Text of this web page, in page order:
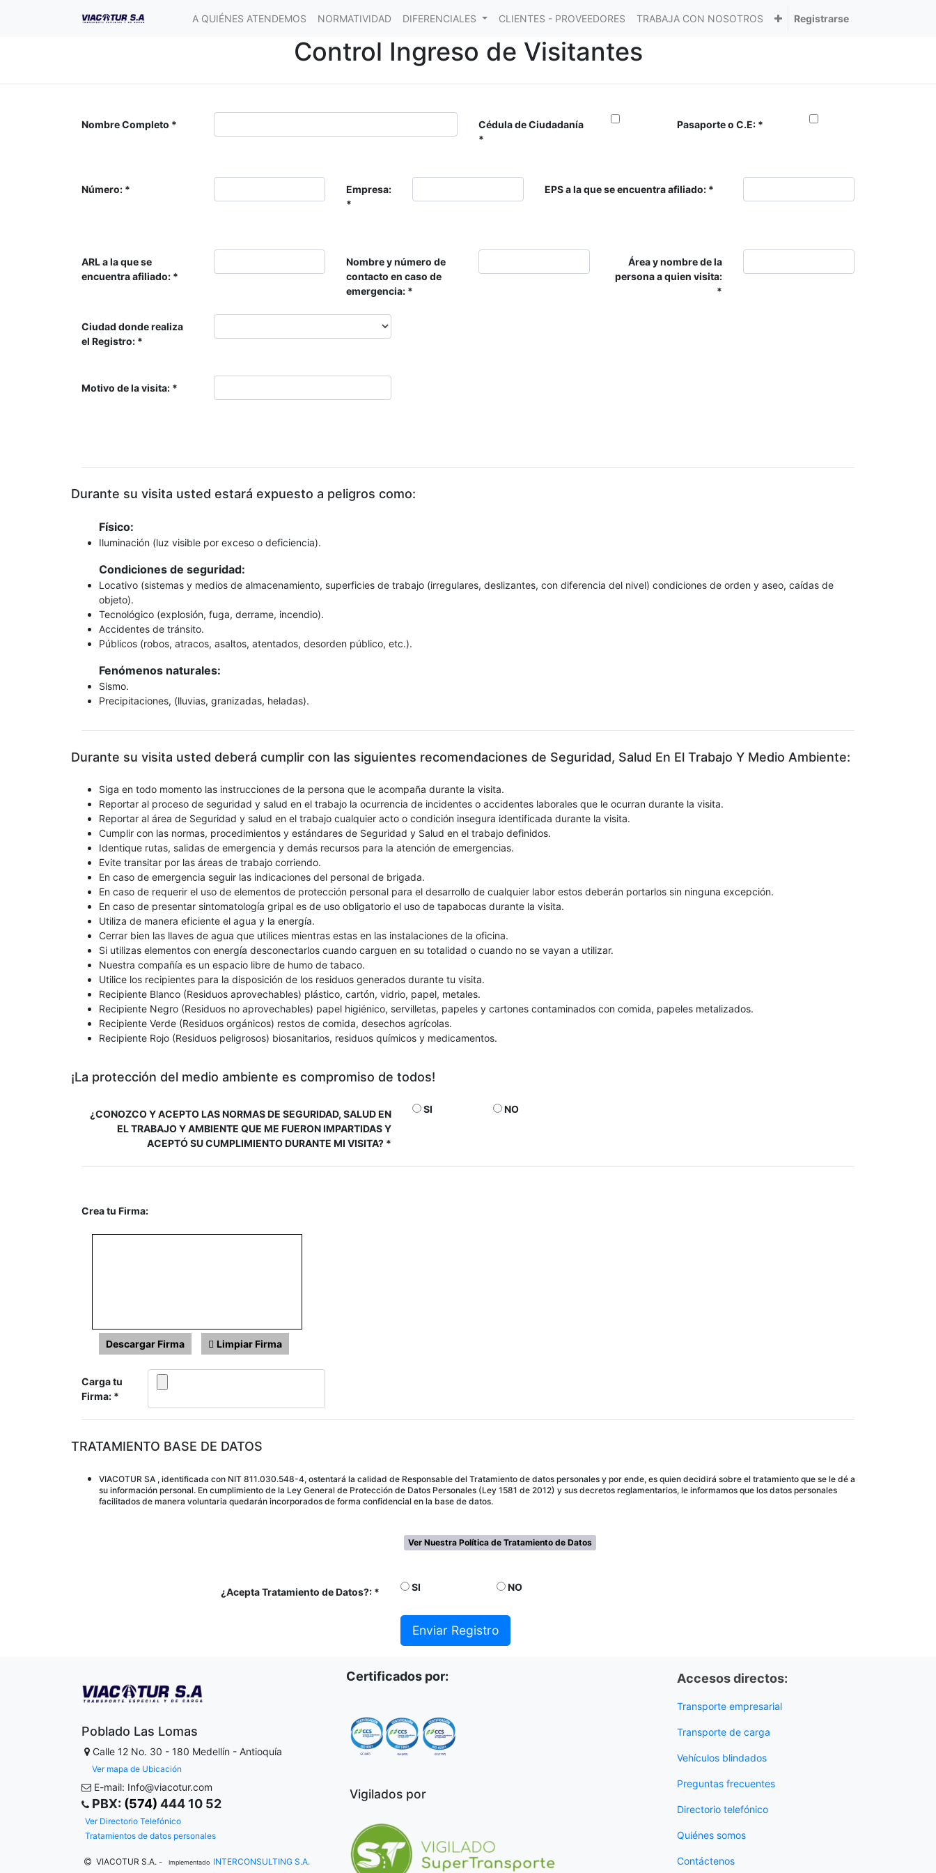
A QUIÉNES ATENDEMOS NORMATIVIDAD DIFERENCIALES CLIENTES - PROVEEDORES TRABAJA CON NOSOTROS Registrarse
Control Ingreso de Visitantes
Nombre Completo Cédula de Ciudadanía Pasaporte o C.E:
Número: Empresa: EPS a la que se encuentra afiliado:
ARL a la que se
encuentra afiliado:
Nombre y número de
contacto en caso de
emergencia:
Área y nombre de la
persona a quien visita:
Ciudad donde realiza
el Registro:
Motivo de la visita:
Durante su visita usted estará expuesto a peligros como:
Físico:
Iluminación (luz visible por exceso o deficiencia).
Condiciones de seguridad:
Locativo (sistemas y medios de almacenamiento, superficies de trabajo (irregulares, deslizantes, con diferencia del nivel) condiciones de orden y aseo, caídas de
objeto).
Tecnológico (explosión, fuga, derrame, incendio).
Accidentes de tránsito.
Públicos (robos, atracos, asaltos, atentados, desorden público, etc.).
Fenómenos naturales:
Sismo.
Precipitaciones, (lluvias, granizadas, heladas).
Durante su visita usted deberá cumplir con las siguientes recomendaciones de Seguridad, Salud En El Trabajo Y Medio Ambiente:
Siga en todo momento las instrucciones de la persona que le acompaña durante la visita.
Reportar al proceso de seguridad y salud en el trabajo la ocurrencia de incidentes o accidentes laborales que le ocurran durante la visita.
Reportar al área de Seguridad y salud en el trabajo cualquier acto o condición insegura identificada durante la visita.
Cumplir con las normas, procedimientos y estándares de Seguridad y Salud en el trabajo definidos.
Identique rutas, salidas de emergencia y demás recursos para la atención de emergencias.
Evite transitar por las áreas de trabajo corriendo.
En caso de emergencia seguir las indicaciones del personal de brigada.
En caso de requerir el uso de elementos de protección personal para el desarrollo de cualquier labor estos deberán portarlos sin ninguna excepción.
En caso de presentar sintomatología gripal es de uso obligatorio el uso de tapabocas durante la visita.
Utiliza de manera eficiente el agua y la energía.
Cerrar bien las llaves de agua que utilices mientras estas en las instalaciones de la oficina.
Si utilizas elementos con energía desconectarlos cuando carguen en su totalidad o cuando no se vayan a utilizar.
Nuestra compañía es un espacio libre de humo de tabaco.
Utilice los recipientes para la disposición de los residuos generados durante tu visita.
Recipiente Blanco (Residuos aprovechables) plástico, cartón, vidrio, papel, metales.
Recipiente Negro (Residuos no aprovechables) papel higiénico, servilletas, papeles y cartones contaminados con comida, papeles metalizados.
Recipiente Verde (Residuos orgánicos) restos de comida, desechos agrícolas.
Recipiente Rojo (Residuos peligrosos) biosanitarios, residuos químicos y medicamentos.
¡La protección del medio ambiente es compromiso de todos!
¿CONOZCO Y ACEPTO LAS NORMAS DE SEGURIDAD, SALUD EN
EL TRABAJO Y AMBIENTE QUE ME FUERON IMPARTIDAS Y
ACEPTÓ SU CUMPLIMIENTO DURANTE MI VISITA?
SI NO
Crea tu Firma:
Descargar Firma Limpiar Firma
Carga tu
Firma:
TRATAMIENTO BASE DE DATOS
VIACOTUR SA , identificada con NIT 811.030.548-4, ostentará la calidad de Responsable del Tratamiento de datos personales y por ende, es quien decidirá sobre el tratamiento que se le dé a
su información personal. En cumplimiento de la Ley General de Protección de Datos Personales (Ley 1581 de 2012) y sus decretos reglamentarios, le informamos que los datos personales
facilitados de manera voluntaria quedarán incorporados de forma confidencial en la base de datos.
Ver Nuestra Política de Tratamiento de Datos
¿Acepta Tratamiento de Datos?: SI NO
Enviar Registro
Poblado Las Lomas
Calle 12 No. 30 - 180 Medellín - Antioquía
Ver mapa de Ubicación
E-mail: Info@viacotur.com
PBX: (574) 444 10 52
Ver Directorio Telefónico
Tratamientos de datos personales
VIACOTUR S.A. - Implementado INTERCONSULTING S.A.
Certificados por:
Vigilados por
Accesos directos:
Transporte empresarial
Transporte de carga
Vehículos blindados
Preguntas frecuentes
Directorio telefónico
Quiénes somos
Contáctenos